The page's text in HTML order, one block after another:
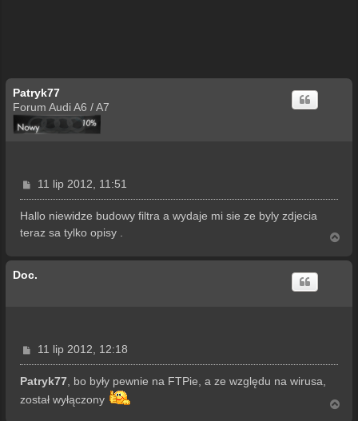
Patryk77
Forum Audi A6 / A7
P
o
s
11 lip 2012, 11:51
Hallo niewidze budowy filtra a wydaje mi sie ze byly zdjecia
teraz sa tylko opisy .
g
Doc.
P
o
s
11 lip 2012, 12:18
Patryk77 , bo były pewnie na FTPie, a ze względu na wirusa,
został wyłączony